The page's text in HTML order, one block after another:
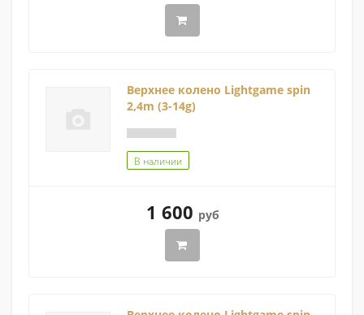
Верхнее колено Lightgame spin
2,4m (3-14g)
В наличии
1 600 руб